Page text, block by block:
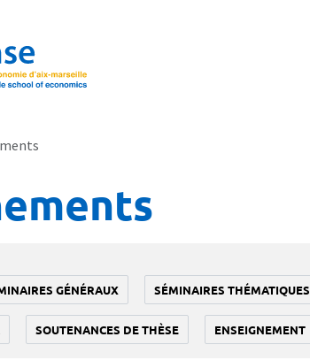
GÉNÉRAUX SÉMINAIRES THÉMATIQUES
SOUTENANCES DE THÈSE ENSEIGNEMENT